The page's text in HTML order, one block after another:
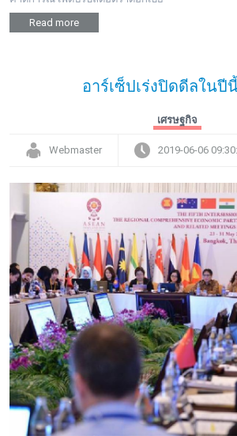
Read more
อาร์เซ็ปเร่งปิดดีลในปี
เศรษฐกิจ
Webmaster 2019-06-06